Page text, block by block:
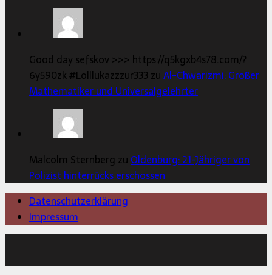
Good day sefskov >>> https://q5kgxb4s78.com/?
6y590zk #Lolllukazzzur333 zuAl-Chwarizmi: Großer
Mathematiker und Universalgelehrter
Malcolm Sternberg zuOldenburg: 21-Jähriger von
Polizist hinterrücks erschossen
Datenschutzerklärung
Impressum